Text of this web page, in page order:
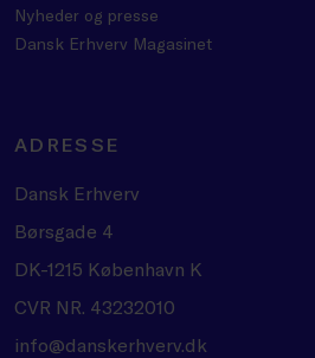
Nyheder og presse
Dansk Erhverv Magasinet
ADRESSE
Dansk Erhverv
Børsgade 4
DK-1215 København K
CVR NR. 43232010
info@danskerhverv.dk